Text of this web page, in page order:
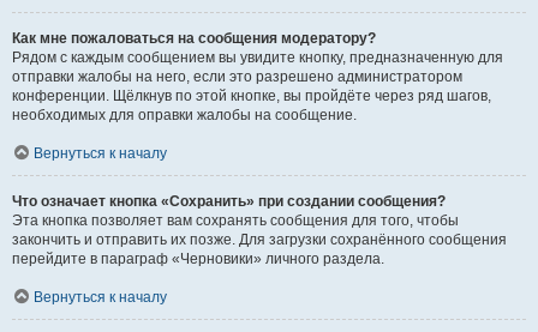
Как мне пожаловаться на сообщения модератору?
Рядом с каждым сообщением вы увидите кнопку, предназначенную для
отправки жалобы на него, если это разрешено администратором
конференции. Щёлкнув по этой кнопке, вы пройдёте через ряд шагов,
необходимых для оправки жалобы на сообщение.
Вернуться к началу
Что означает кнопка «Сохранить» при создании сообщения?
Эта кнопка позволяет вам сохранять сообщения для того, чтобы
закончить и отправить их позже. Для загрузки сохранённого сообщения
перейдите в параграф «Черновики» личного раздела.
Вернуться к началу